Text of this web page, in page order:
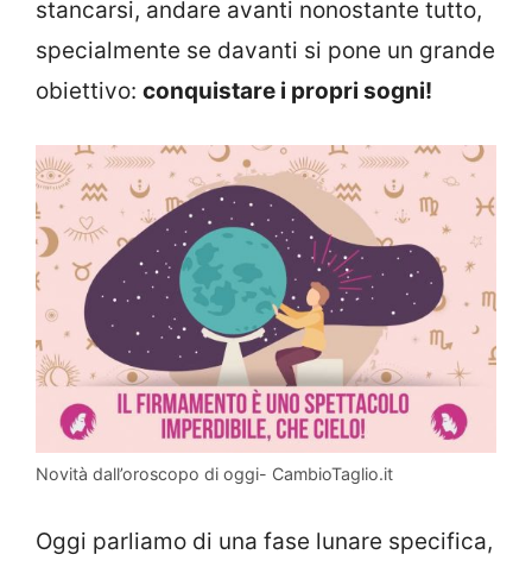
stancarsi, andare avanti nonostante tutto,
specialmente se davanti si pone un grande
obiettivo: conquistare i propri sogni!
Novità dall’oroscopo di oggi- CambioTaglio.it
Oggi parliamo di una fase lunare specifica,